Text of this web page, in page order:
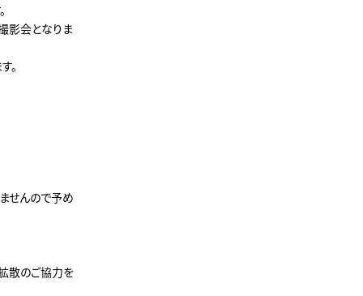
影会となりま
。
せんので予め
散のご協力を